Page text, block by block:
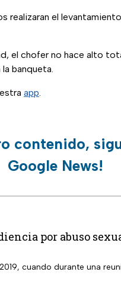
realizaran el
el chofer no hace alto
banqueta.
app.
contenido,
Google News!
por abuso
cuando durante una